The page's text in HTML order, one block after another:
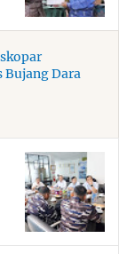
Bujang Dara